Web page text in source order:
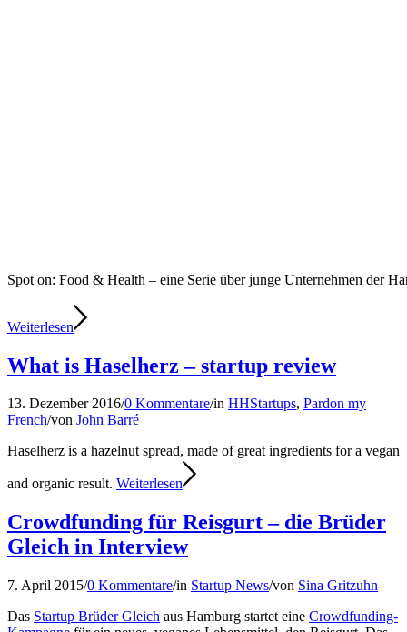
Spot on: Food & Health – eine Serie über junge Unternehmen der
Weiterlesen
What is Haselherz – startup review
13. Dezember 2016/0 Kommentare/in HHStartups, Pardon my
French/von John Barré
Haselherz is a hazelnut spread, made of great ingredients for a vegan
and organic result. Weiterlesen
Crowdfunding für Reisgurt – die Brüder
Gleich in Interview
7. April 2015/0 Kommentare/in Startup News/von Sina Gritzuhn
Das Startup Brüder Gleich aus Hamburg startet eine Crowdfunding-